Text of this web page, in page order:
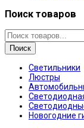
Поиск товаров
Поиск
Светильники
Люстры
Новогодние